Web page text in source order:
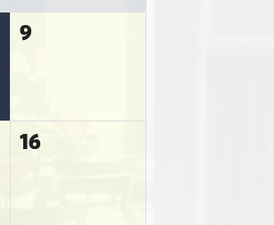
9
16